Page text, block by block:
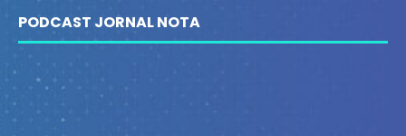
PODCAST JORNAL NOTA